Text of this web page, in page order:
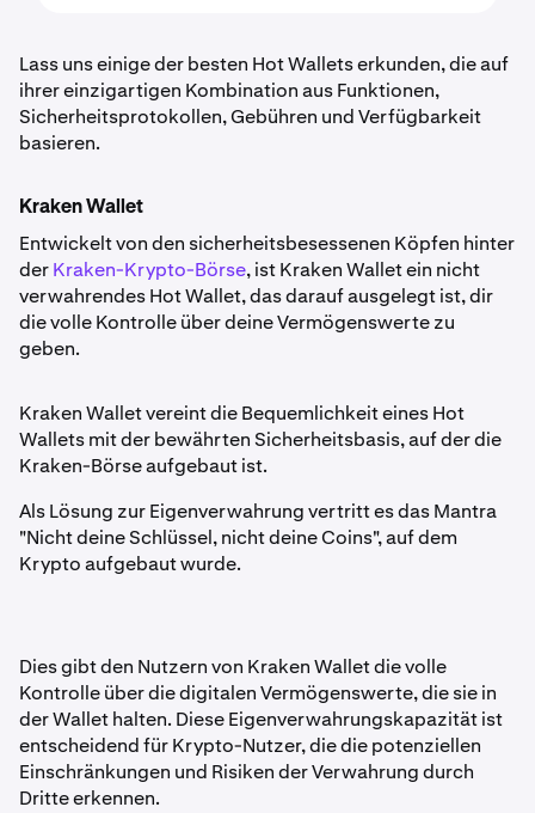
Lass uns einige der besten Hot Wallets erkunden, die auf
ihrer einzigartigen Kombination aus Funktionen,
Sicherheitsprotokollen, Gebühren und Verfügbarkeit
basieren.
Kraken Wallet
Entwickelt von den sicherheitsbesessenen Köpfen hinter
derKraken-Krypto-Börse, ist Kraken Wallet ein nicht
verwahrendes Hot Wallet, das darauf ausgelegt ist, dir
die volle Kontrolle über deine Vermögenswerte zu
geben.
Kraken Wallet vereint die Bequemlichkeit eines Hot
Wallets mit der bewährten Sicherheitsbasis, auf der die
Kraken-Börse aufgebaut ist.
Als Lösung zur Eigenverwahrung vertritt es das Mantra
"Nicht deine Schlüssel, nicht deine Coins", auf dem
Krypto aufgebaut wurde.
Dies gibt den Nutzern von Kraken Wallet die volle
Kontrolle über die digitalen Vermögenswerte, die sie in
der Wallet halten. Diese Eigenverwahrungskapazität ist
entscheidend für Krypto-Nutzer, die die potenziellen
Einschränkungen und Risiken der Verwahrung durch
Dritte erkennen.